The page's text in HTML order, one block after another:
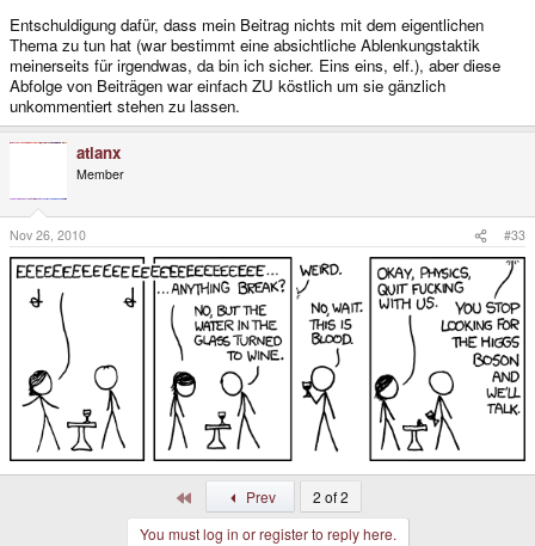
Entschuldigung dafür, dass mein Beitrag nichts mit dem eigentlichen
Thema zu tun hat (war bestimmt eine absichtliche Ablenkungstaktik
meinerseits für irgendwas, da bin ich sicher. Eins eins, elf.), aber diese
Abfolge von Beiträgen war einfach ZU köstlich um sie gänzlich
unkommentiert stehen zu lassen.
atlanx
Member
Nov 26, 2010 #33
Prev
2 of 2
You must log in or register to reply here.